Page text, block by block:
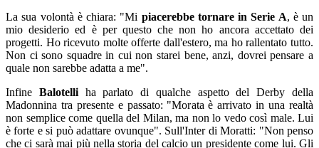
La sua volontà è chiara: "Mi piacerebbe tornare in Serie A, è un
mio desiderio ed è per questo che non ho ancora accettato dei
progetti. Ho ricevuto molte offerte dall'estero, ma ho rallentato tutto.
Non ci sono squadre in cui non starei bene, anzi, dovrei pensare a
quale non sarebbe adatta a me".
Infine Balotelli ha parlato di qualche aspetto del Derby della
Madonnina tra presente e passato: "Morata è arrivato in una realtà
non semplice come quella del Milan, ma non lo vedo così male. Lui
è forte e si può adattare ovunque". Sull'Inter di Moratti: "Non penso
che ci sarà mai più nella storia del calcio un presidente come lui. Gli